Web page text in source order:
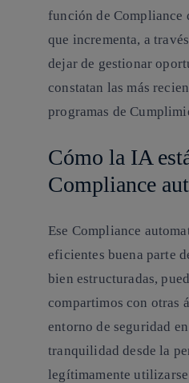
función de Compliance
que incrementa, a
dejar de gestionar
constatan las más
programas de
Cómo la IA
Compliance
Ese Compliance
eficientes buena parte
bien estructuradas,
compartimos con otras
entorno de seguridad
tranquilidad desde la
legítimamente